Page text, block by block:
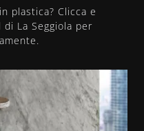
plastica? Clicca e
La Seggiola per